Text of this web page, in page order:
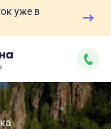
уже в